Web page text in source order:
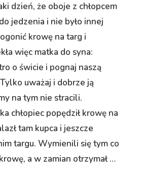
dzień, że oboje z chłopcem
jedzenia i nie było innej
krowę na targ i
więc matka do syna:
o świcie i pognaj naszą
uważaj i dobrze ją
na tym nie stracili.
chłopiec popędził krowę na
tam kupca i jeszcze
targu. Wymienili się tym co
a w zamian otrzymał …